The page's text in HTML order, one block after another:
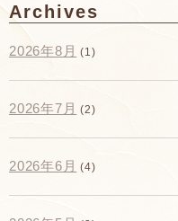
Archives
2026年8月 (1)
2026年7月 (2)
2026年6月 (4)